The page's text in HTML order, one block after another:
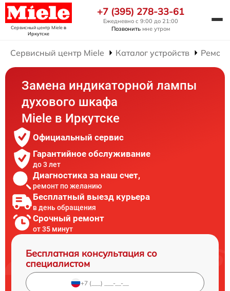
Сервисный центр Mieleв
Иркутске
+7 (395) 278-33-61
Ежедневно с 9:00 до 21:00
Позвонить мне утром
Сервисный центр Miele Каталог устройств
Замена индикаторной лампы
духового шкафа
Miele в Иркутске
Официальный сервис
Гарантийное обслуживание
до 3 лет
Диагностика за наш счет,
ремонт по желанию
Бесплатный выезд курьера
в день обращения
Срочный ремонт
от 35 минут
Бесплатная консультация со
специалистом